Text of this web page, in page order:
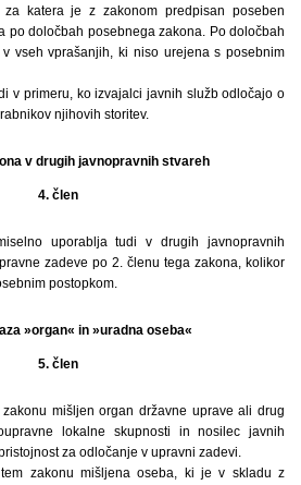
katera je z zakonom predpisan poseben
po določbah posebnega zakona. Po določbah
vseh vprašanjih, ki niso urejena s posebnim
v primeru, ko izvajalci javnih služb odločajo o
njihovih storitev.
v drugih javnopravnih stvareh
4. člen
uporablja tudi v drugih javnopravnih
zadeve po 2. členu tega zakona, kolikor
postopkom.
»organ« in »uradna oseba«
5. člen
mišljen organ državne uprave ali drug
lokalne skupnosti in nosilec javnih
za odločanje v upravni zadevi.
zakonu mišljena oseba, ki je v skladu z